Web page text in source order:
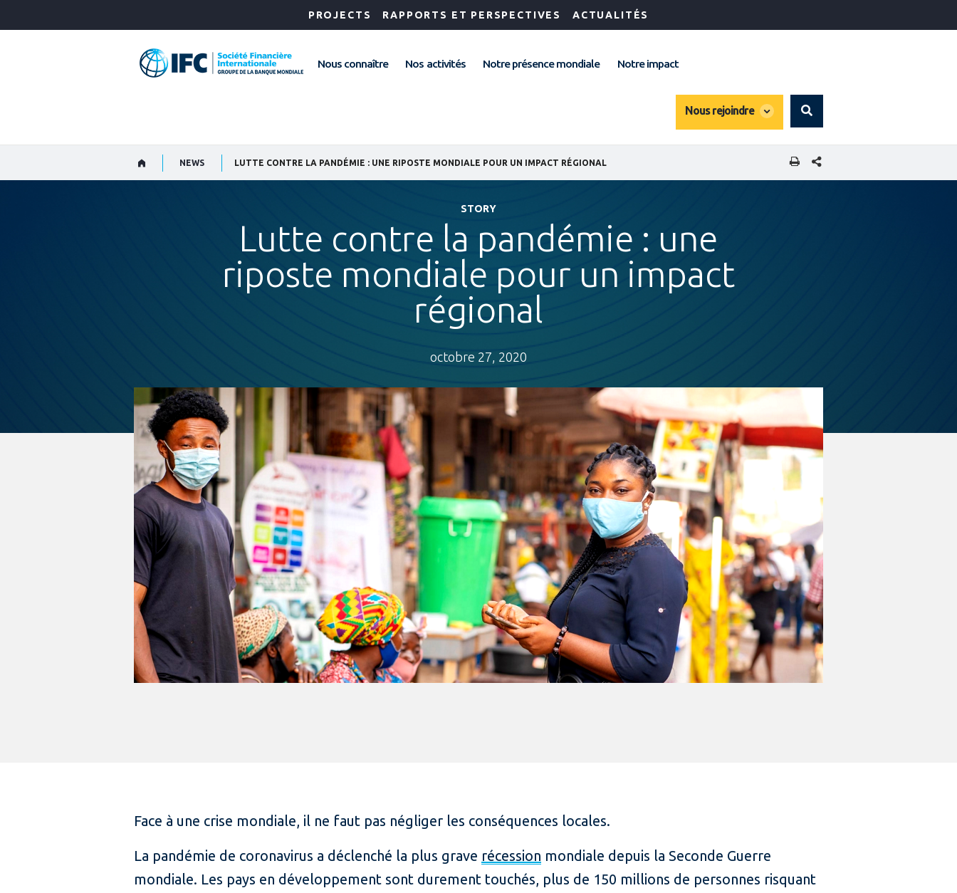
PROJECTS RAPPORTS ET PERSPECTIVES ACTUALITÉS
Nous connaître Nos activités Notre présence mondiale Notre impact
Nous rejoindre
global
Search
NEWS LUTTE CONTRE LA PANDÉMIE : UNE RIPOSTE MONDIALE POUR UN IMPACT RÉGIONAL PARTAGER CETTE PAGE
STORY
Lutte contre la pandémie : une
riposte mondiale pour un impact
régional
octobre 27, 2020
Face à une crise mondiale, il ne faut pas négliger les conséquences locales.
La pandémie de coronavirus a déclenché la plus grave récession mondiale depuis la Seconde Guerre
mondiale. Les pays en développement sont durement touchés, plus de 150 millions de personnes risquant